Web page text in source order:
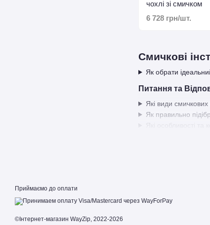
Смичкові
Як обрати
Питання та
Які види смичкових
Як правильно
чохлі зі смичком
6 728 грн/шт.
Приймаємо до оплати
©Інтернет-магазин WayZip, 2022-2026